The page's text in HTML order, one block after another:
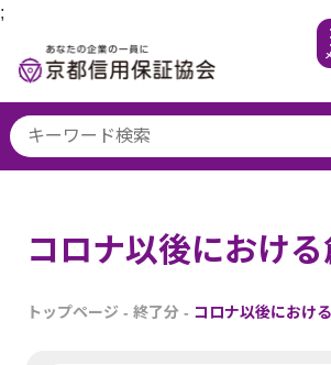
;
コロナ以後におけ
トップページ - 終了分 - コロナ以後におけ